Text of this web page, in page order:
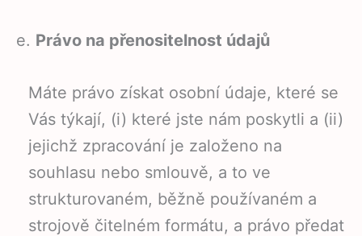
e. Právo na přenositelnost údajů
Máte právo získat osobní údaje, které se
Vás týkají, (i) které jste nám poskytli a (ii)
jejichž zpracování je založeno na
souhlasu nebo smlouvě, a to ve
strukturovaném, běžně používaném a
strojově čitelném formátu, a právo předat